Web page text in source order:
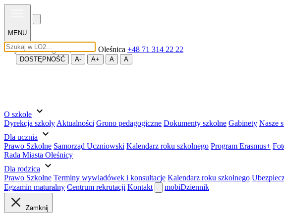
MENU
Wojska Polskiego 56, 56-400 Oleśnica +48 71 314 22 22
DOSTĘPNOŚĆ A- A+ A A
O szkole expand_more
Dyrekcja szkoły Aktualności Grono pedagogiczne Dokumenty szkolne Gabinety Nasze
Dla ucznia
expand_more
Prawo Szkolne Samorząd Uczniowski Kalendarz roku szkolnego Program Erasmus+
Rada Miasta Oleśnicy
Dla rodzica
expand_more
Prawo Szkolne Terminy wywiadówek i konsultacje Kalendarz roku szkolnego
Egzamin maturalny Centrum rekrutacji Kontakt mobiDziennik
Zamknij